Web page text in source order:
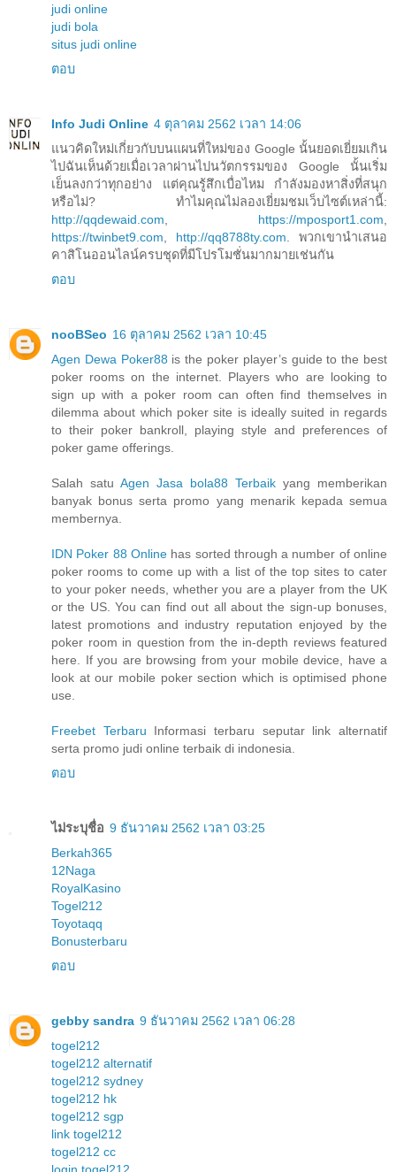
judi online
judi bola
situs judi online
ตอบ
Info Judi Online 4 ตุลาคม 2562 เวลา 14:06
แนวคิดใหม่เกี่ยวกับบนแผนที่ใหม่ของ Google นั้นยอดเยี่ยมเกิน
ไปฉันเห็นด้วยเมื่อเวลาผ่านไปนวัตกรรมของ Google นั้นเริ่ม
เย็นลงกว่าทุกอย่าง แต่คุณรู้สึกเบื่อไหม กำลังมองหาสิ่งที่สนุก
หรือไม่? ทำไมคุณไม่ลองเยี่ยมชมเว็บไซต์เหล่านี้:
http://qqdewaid.com
https://mposport1.com
https://twinbet9.com
http://qq8788ty.com . พวกเขานำเสนอ
คาสิโนออนไลน์ครบชุดที่มีโปรโมชั่นมากมายเช่นกัน
ตอบ
nooBSeo 16 ตุลาคม 2562 เวลา 10:45
Agen Dewa Poker88 is the poker player’s guide to the best
poker rooms on the internet. Players who are looking to
sign up with a poker room can often find themselves in
dilemma about which poker site is ideally suited in regards
to their poker bankroll, playing style and preferences of
poker game offerings.
Salah satu Agen Jasa bola88 Terbaik yang memberikan
banyak bonus serta promo yang menarik kepada semua
membernya.
IDN Poker 88 Onlinehas sorted through a number of online
poker rooms to come up with a list of the top sites to cater
to your poker needs, whether you are a player from the UK
or the US. You can find out all about the sign-up bonuses,
latest promotions and industry reputation enjoyed by the
poker room in question from the in-depth reviews featured
here. If you are browsing from your mobile device, have a
look at our mobile poker section which is optimised phone
use.
Freebet Terbaru Informasi terbaru seputar link alternatif
serta promo judi online terbaik di indonesia.
ตอบ
ไม่ระบุชื่อ 9 ธันวาคม 2562 เวลา 03:25
Berkah365
12Naga
RoyalKasino
Togel212
Toyotaqq
Bonusterbaru
ตอบ
gebby sandra 9 ธันวาคม 2562 เวลา 06:28
togel212
togel212 alternatif
togel212 sydney
togel212 hk
togel212 sgp
link togel212
togel212 cc